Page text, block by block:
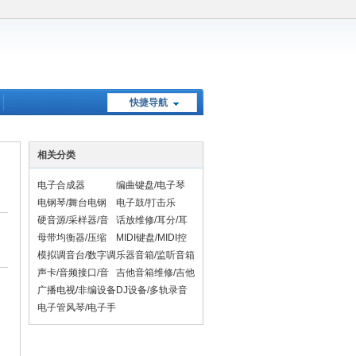
快捷导航
相关分类
电子合成器
编曲键盘/电子琴
电钢琴/舞台电钢
电子鼓/打击乐
硬音源/采样器/音
序器维修
话放维修/耳分/耳
放/母带处理器维修
母带均衡器/压缩
器/限制器/效果器
维修
MIDI键盘/MIDI控
制器
模拟调音台/数字调
音台/混音台维修
乐器音箱/监听音箱
声卡/音频接口/音
频AD/DA转换器维
修
吉他音箱维修/吉他
效果器维修
广播电视/非编设备DJ设备/多轨录音
电子管风琴/电子手
风琴/电吹管维修